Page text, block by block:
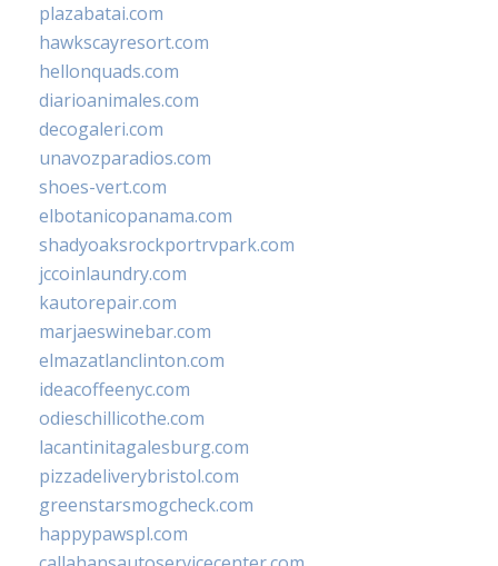
plazabatai.com
hawkscayresort.com
hellonquads.com
diarioanimales.com
decogaleri.com
unavozparadios.com
shoes-vert.com
elbotanicopanama.com
shadyoaksrockportrvpark.com
jccoinlaundry.com
kautorepair.com
marjaeswinebar.com
elmazatlanclinton.com
ideacoffeenyc.com
odieschillicothe.com
lacantinitagalesburg.com
pizzadeliverybristol.com
greenstarsmogcheck.com
happypawspl.com